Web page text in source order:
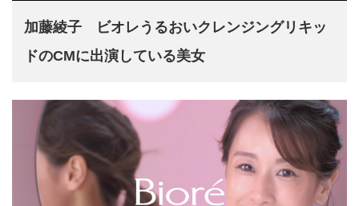
加藤綾子 ビオレうるおいクレンジングリキッ
ドのCMに出演している美女